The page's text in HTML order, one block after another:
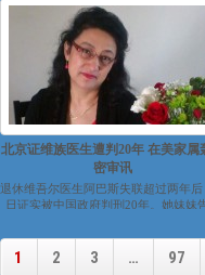
北京证维族医生遭判20年 在美家属
密审讯
退休维吾尔医生阿巴斯失联超过两年后
日证实被中国政府判刑20年。她妹妹
1 2 3 … 97